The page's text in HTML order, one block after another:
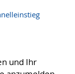
und Ihr